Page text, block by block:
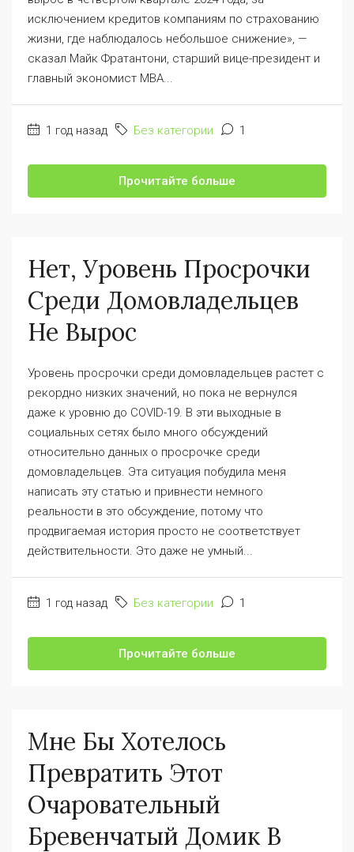
исключением кредитов компаниям по страхованию
жизни, где наблюдалось небольшое снижение», —
сказал Майк Фратантони, старший вице-президент и
главный экономист MBA...
1 год назад Без категории 1
Прочитайте больше
Нет, Уровень Просрочки
Среди Домовладельцев
Не Вырос
Уровень просрочки среди домовладельцев растет с
рекордно низких значений, но пока не вернулся
даже к уровню до COVID-19. В эти выходные в
социальных сетях было много обсуждений
относительно данных о просрочке среди
домовладельцев. Эта ситуация побудила меня
написать эту статью и привнести немного
реальности в это обсуждение, потому что
продвигаемая история просто не соответствует
действительности. Это даже не умный...
1 год назад Без категории 1
Прочитайте больше
Мне Бы Хотелось
Превратить Этот
Очаровательный
Бревенчатый Домик В